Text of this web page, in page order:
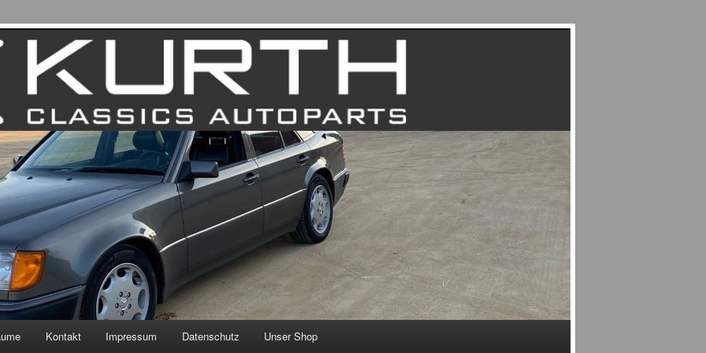
Kontakt Impressum Datenschutz Unser Shop